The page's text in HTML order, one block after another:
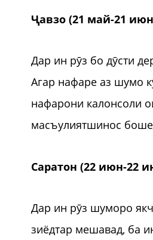
Ҷавзо (21 май-21
Дар ин рӯз бо дӯсти
Агар нафаре аз шумо
нафарони калонсоли
масъулиятшинос
Саратон (22 июн-22
Дар ин рӯз шуморо
зиёдтар мешавад, ба